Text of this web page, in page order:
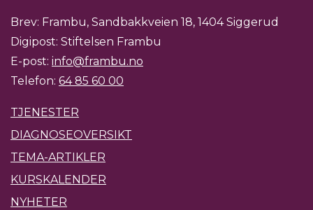
Brev: Frambu, Sandbakkveien 18, 1404 Siggerud
Digipost: Stiftelsen Frambu
E-post: info@frambu.no
Telefon: 64 85 60 00
TJENESTER
DIAGNOSEOVERSIKT
TEMA-ARTIKLER
KURSKALENDER
NYHETER